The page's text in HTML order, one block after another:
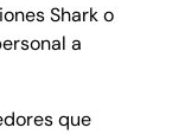
Shark o
a
que